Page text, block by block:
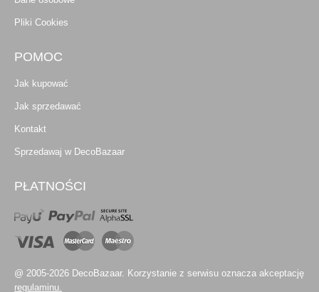
Pliki Cookies
POMOC
Jak kupować
Jak sprzedawać
Kontakt
Sprzedawaj w DecoBazaar
PŁATNOŚCI
@ 2005-2026 DecoBazaar. Korzystanie z serwisu oznacza akceptację
regulaminu.